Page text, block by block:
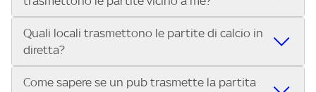
Se cerchi un bar, pub, ristorante o locale vicino a te per
vedere le partite di Serie A ENILIVE, la Serie C Sky Wifi, la
UEFA Champions League, la UEFA Europa League, la UEFA
Conference League, il Tennis, la Formula 1®, la MotoGP™ e
Quali locali trasmettono le partite di calcio in
diretta?
Vuoi sapere quali bar, pub o ristoranti mostrano le partite
Come sapere se un pub trasmette la partita